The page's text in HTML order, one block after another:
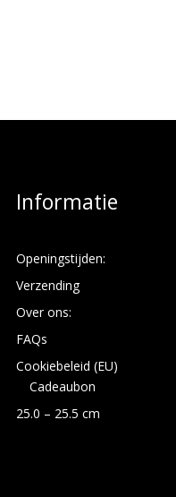
Informatie
Openingstijden:
Verzending
Over ons:
FAQs
Cookiebeleid (EU)
Cadeaubon
25.0 – 25.5 cm